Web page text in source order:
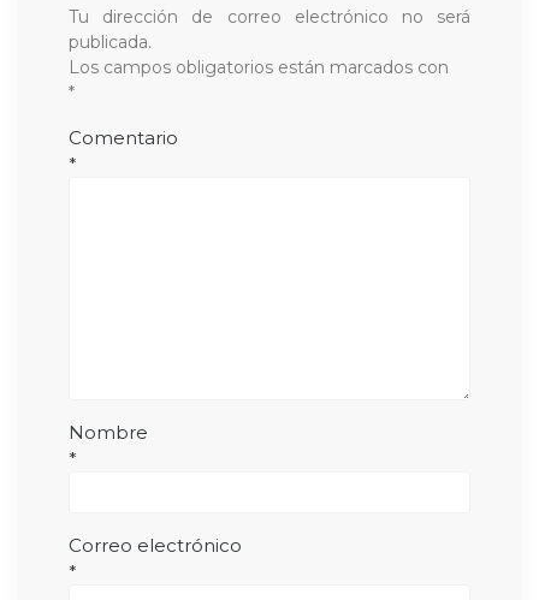
Tu dirección de correo electrónico no será
publicada.
Los campos obligatorios están marcados con
*
Comentario
*
Nombre
*
Correo electrónico
*